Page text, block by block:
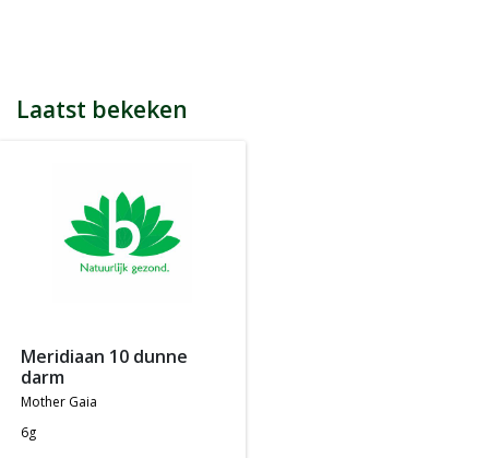
Tijdens het afrekenen zie je dan onderaan een optie om je
spaarpunten in te wisselen, 100 spaarpunten = € 5 korting, 200
spaarpunten bekijken.
LET OP: Je ontvangt geen spaarpunten op producten die al tegen
een bepaalde actieprijs of met een bepaalde korting worden
aangeboden, m.a.w. je ontvangt alleen spaarpunten op
Laatst bekeken
meridiaan 10 dunne
darm
mother gaia
6g